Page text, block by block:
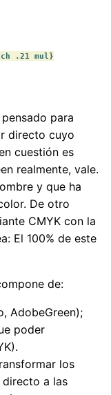
.21 mul}
pensado para
directo cuyo
cuestión es
realmente, vale.
y que ha
De otro
CMYK con la
El 100% de este
de:
AdobeGreen);
poder
los
a las